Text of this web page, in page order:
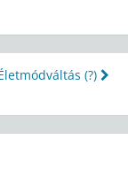
(?)